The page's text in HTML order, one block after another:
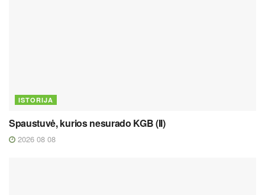
ISTORIJA
Spaustuvė, kurios nesurado KGB (II)
2026 08 08